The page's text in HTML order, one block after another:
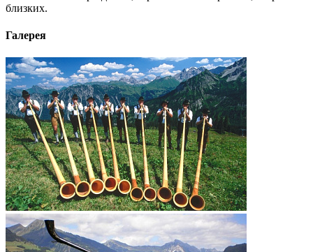
близких.
Галерея